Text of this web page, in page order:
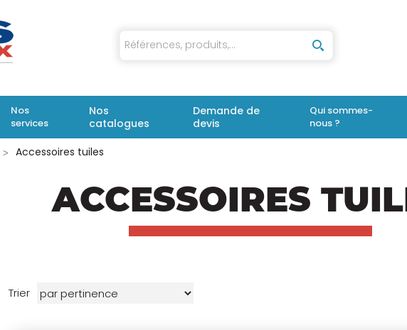
Nos
services
Nos
catalogues
Demande de
devis
Qui sommes-
nous ?
Accessoires tuiles
ACCESSOIRES
Trier